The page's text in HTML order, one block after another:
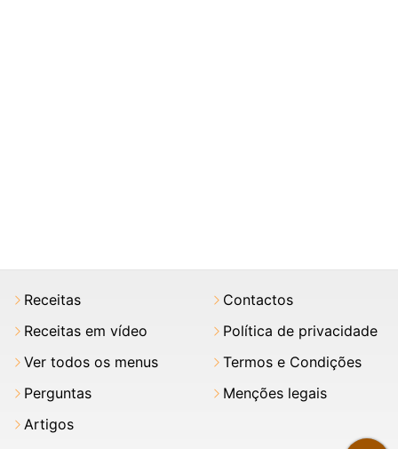
Receitas
Receitas em vídeo
Ver todos os menus
Perguntas
Artigos
Contactos
Política de privacidade
Termos e Condições
Menções legais